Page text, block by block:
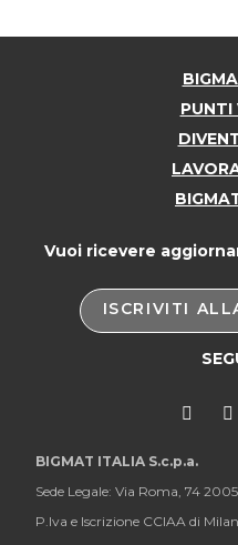
PUNTI
Vuoi ricevere
ISCRIVITI
BIGMAT ITALIA S.c.p.a.
Sede Legale: Via Roma, 74
P.Iva e Iscrizione CCIAA di